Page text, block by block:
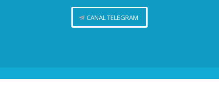
CANAL TELEGRAM
Concejalía de Juventud (Ayuntamiento de Cáceres)